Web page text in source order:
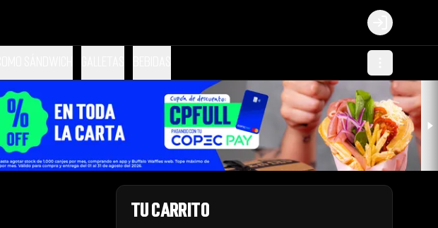
Login
Tu Carrito